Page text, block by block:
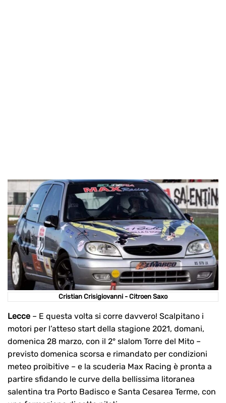
Cristian Crisigiovanni - Citroen Saxo
Lecce – E questa volta si corre davvero! Scalpitano i
motori per l’atteso start della stagione 2021, domani,
domenica 28 marzo, con il 2° slalom Torre del Mito –
previsto domenica scorsa e rimandato per condizioni
meteo proibitive – e la scuderia Max Racing è pronta a
partire sfidando le curve della bellissima litoranea
salentina tra Porto Badisco e Santa Cesarea Terme, con